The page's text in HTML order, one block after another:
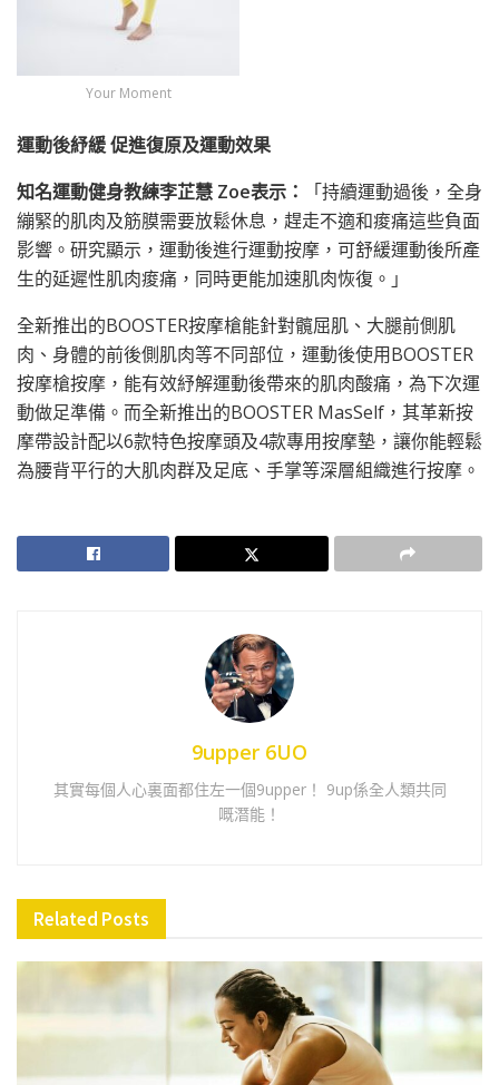
Your Moment
運動後紓緩 促進復原及運動效果
知名運動健身教練李芷慧 Zoe表示：
「持續運動過後，全身
繃緊的肌肉及筋膜需要放鬆休息，趕走不適和痠痛這些負面
影響。研究顯示，運動後進行運動按摩，可舒緩運動後所產
生的延遲性肌肉痠痛，同時更能加速肌肉恢復。」
全新推出的BOOSTER按摩槍能針對髖屈肌、大腿前側肌
肉、身體的前後側肌肉等不同部位，運動後使用BOOSTER
按摩槍按摩，能有效紓解運動後帶來的肌肉酸痛，為下次運
動做足準備。而全新推出的BOOSTER MasSelf，其革新按
摩帶設計配以6款特色按摩頭及4款專用按摩墊，讓你能輕鬆
為腰背平行的大肌肉群及足底、手掌等深層組織進行按摩。
9upper 6UO
其實每個人心裏面都住左一個9upper！ 9up係全人類共同
嘅潛能！
Related Posts